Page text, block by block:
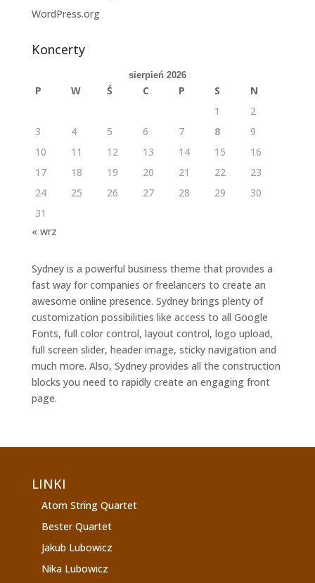
WordPress.org
Koncerty
sierpień 2026
P W Ś C P S
N
1
2
3
4 5 6 7 8
9
10
11 12 13 14 15
16
17
18 19 20 21 22
23
24
25 26 27 28 29
30
31
« wrz
Sydney is a powerful business theme that provides a
fast way for companies or freelancers to create an
awesome online presence. Sydney brings plenty of
customization possibilities like access to all Google
Fonts, full color control, layout control, logo upload,
full screen slider, header image, sticky navigation and
much more. Also, Sydney provides all the construction
blocks you need to rapidly create an engaging front
page.
LINKI
Atom String Quartet
Bester Quartet
Jakub Lubowicz
Nika Lubowicz